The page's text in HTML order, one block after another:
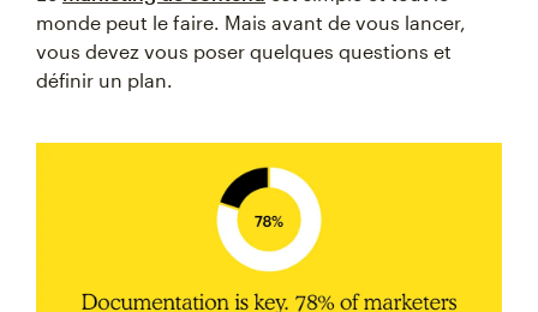
monde peut le faire. Mais avant de vous lancer,
vous devez vous poser quelques questions et
définir un plan.